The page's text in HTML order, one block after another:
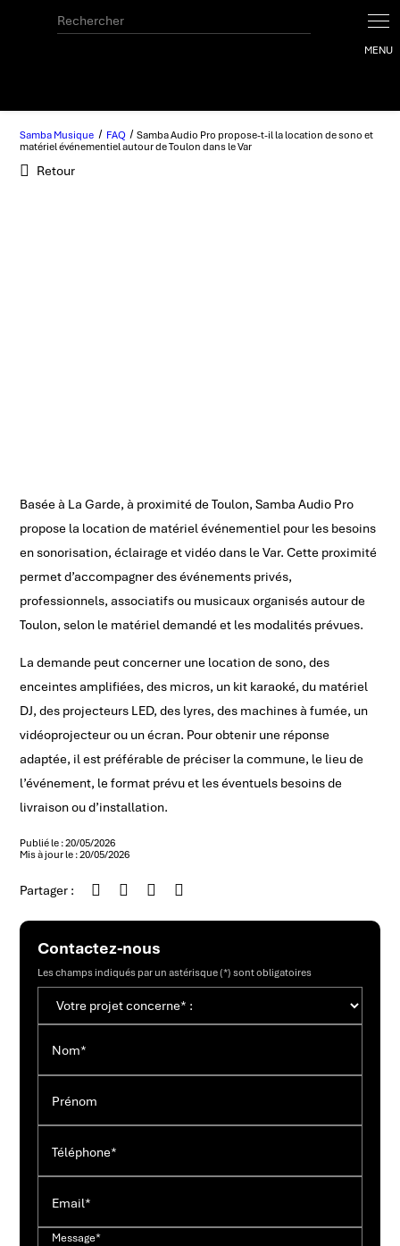
Samba Musique FAQ
Samba Audio Pro propose-t-il la location de sono et
matériel événementiel autour de Toulon dans le Var
Retour
Basée à La Garde, à proximité de Toulon, Samba Audio Pro
propose la location de matériel événementiel pour les besoins
en sonorisation, éclairage et vidéo dans le Var. Cette proximité
permet d’accompagner des événements privés,
professionnels, associatifs ou musicaux organisés autour de
Toulon, selon le matériel demandé et les modalités prévues.
La demande peut concerner une location de sono, des
enceintes amplifiées, des micros, un kit karaoké, du matériel
DJ, des projecteurs LED, des lyres, des machines à fumée, un
vidéoprojecteur ou un écran. Pour obtenir une réponse
adaptée, il est préférable de préciser la commune, le lieu de
l’événement, le format prévu et les éventuels besoins de
livraison ou d’installation.
Publié le : 20/05/2026
Mis à jour le : 20/05/2026
Partager :
Contactez-nous
Les champs indiqués par un astérisque (*) sont obligatoires
Nom*
Prénom
Téléphone*
Email*
Message*